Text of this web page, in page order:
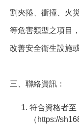
割夾捲、衝撞、火
等危害類型之項目
改善安全衛生設施
三、聯絡資訊：
符合資格者至
（ https://